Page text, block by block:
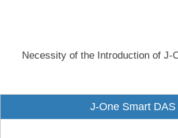
Necessity of the Introduction of J-
J-One Smart DAS